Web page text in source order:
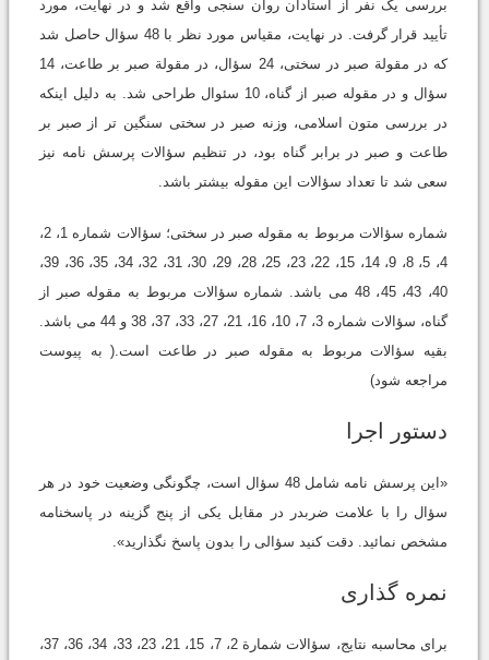
بررسی یک نفر از استادان روان سنجی واقع شد و در نهایت، مورد
تأیید قرار گرفت. در نهایت، مقیاس مورد نظر با 48 سؤال حاصل شد
که در مقولة صبر در سختی، 24 سؤال، در مقولة صبر بر طاعت، 14
سؤال و در مقوله صبر از گناه، 10 سئوال طراحی شد. به دلیل اینکه
در بررسی متون اسلامی، وزنه صبر در سختی سنگین تر از صبر بر
طاعت و صبر در برابر گناه بود، در تنظیم سؤالات پرسش نامه نیز
سعی شد تا تعداد سؤالات این مقوله بیشتر باشد.
شماره سؤالات مربوط به مقوله صبر در سختی؛ سؤالات شماره 1، 2،
4، 5، 8، 9، 14، 15، 22، 23، 25، 28، 29، 30، 31، 32، 34، 35، 36، 39،
40، 43، 45، 48 می باشد. شماره سؤالات مربوط به مقوله صبر از
گناه، سؤالات شماره 3، 7، 10، 16، 21، 27، 33، 37، 38 و 44 می باشد.
بقیه سؤالات مربوط به مقوله صبر در طاعت است.( به پیوست
مراجعه شود)
دستور اجرا
«این پرسش نامه شامل 48 سؤال است، چگونگی وضعیت خود در هر
سؤال را با علامت ضربدر در مقابل یکی از پنج گزینه در پاسخنامه
مشخص نمائید. دقت کنید سؤالی را بدون پاسخ نگذارید».
نمره گذاری
برای محاسبه نتایج، سؤالات شمارة 2، 7، 15، 21، 23، 33، 34، 36، 37،